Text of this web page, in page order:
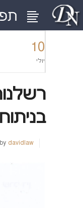
10
יולי
בניתוח
davidlaw